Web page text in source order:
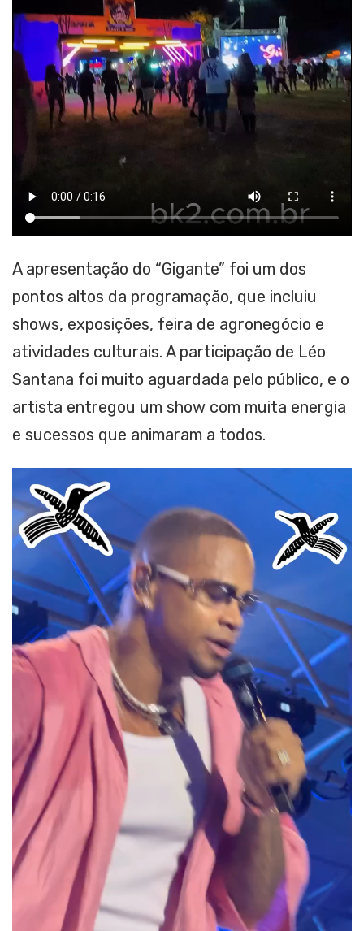
A apresentação do “Gigante” foi um dos
pontos altos da programação, que incluiu
shows, exposições, feira de agronegócio e
atividades culturais. A participação de Léo
Santana foi muito aguardada pelo público, e o
artista entregou um show com muita energia
e sucessos que animaram a todos.